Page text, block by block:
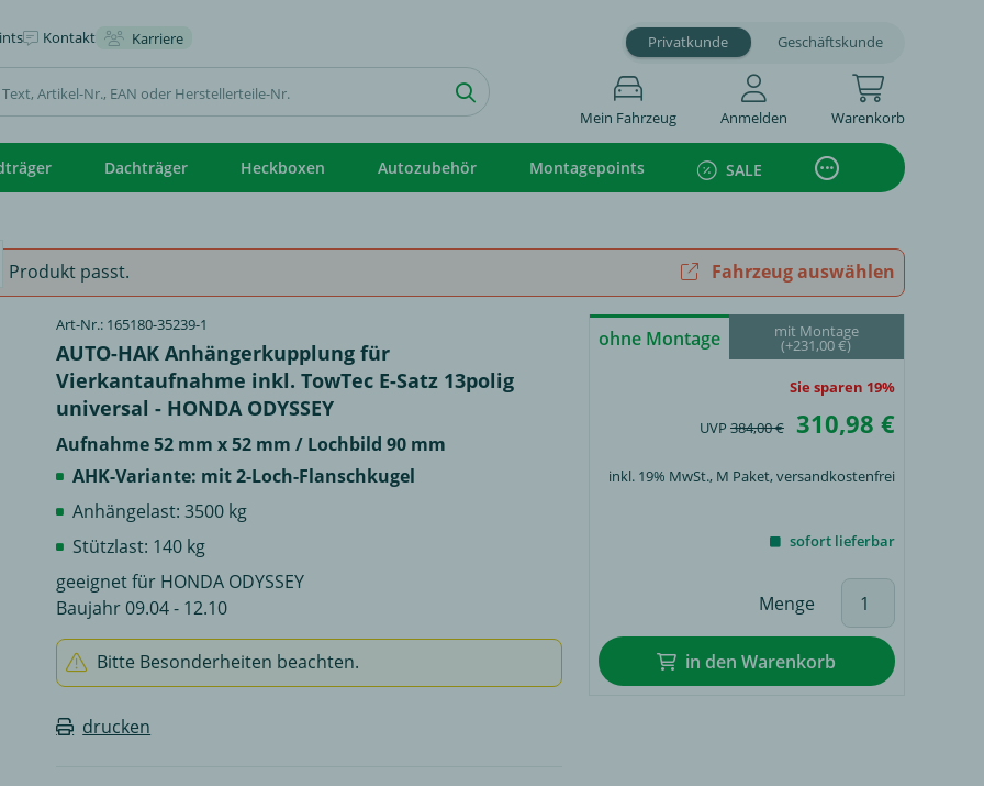
Kontakt Karriere Privatkunde Geschäftskunde
Mein Fahrzeug Anmelden Warenkorb
Dachträger Heckboxen Autozubehör Montagepoints SALE
Produkt passt. Fahrzeug auswählen
Art-Nr.: 165180-35239-1
AUTO-HAK Anhängerkupplung für
Vierkantaufnahme inkl. TowTec E-Satz 13polig
universal - HONDA ODYSSEY
Aufnahme 52 mm x 52 mm / Lochbild 90 mm
AHK-Variante: mit 2-Loch-Flanschkugel
Anhängelast: 3500 kg
Stützlast: 140 kg
geeignet für HONDA ODYSSEY
Baujahr 09.04 - 12.10
Bitte Besonderheiten beachten.
drucken
ohne Montage mit Montage
(+231,00 €)
Sie sparen 19%
UVP 384,00 € 310,98 €
inkl. 19% MwSt., M Paket, versandkostenfrei
sofort lieferbar
Menge
in den Warenkorb